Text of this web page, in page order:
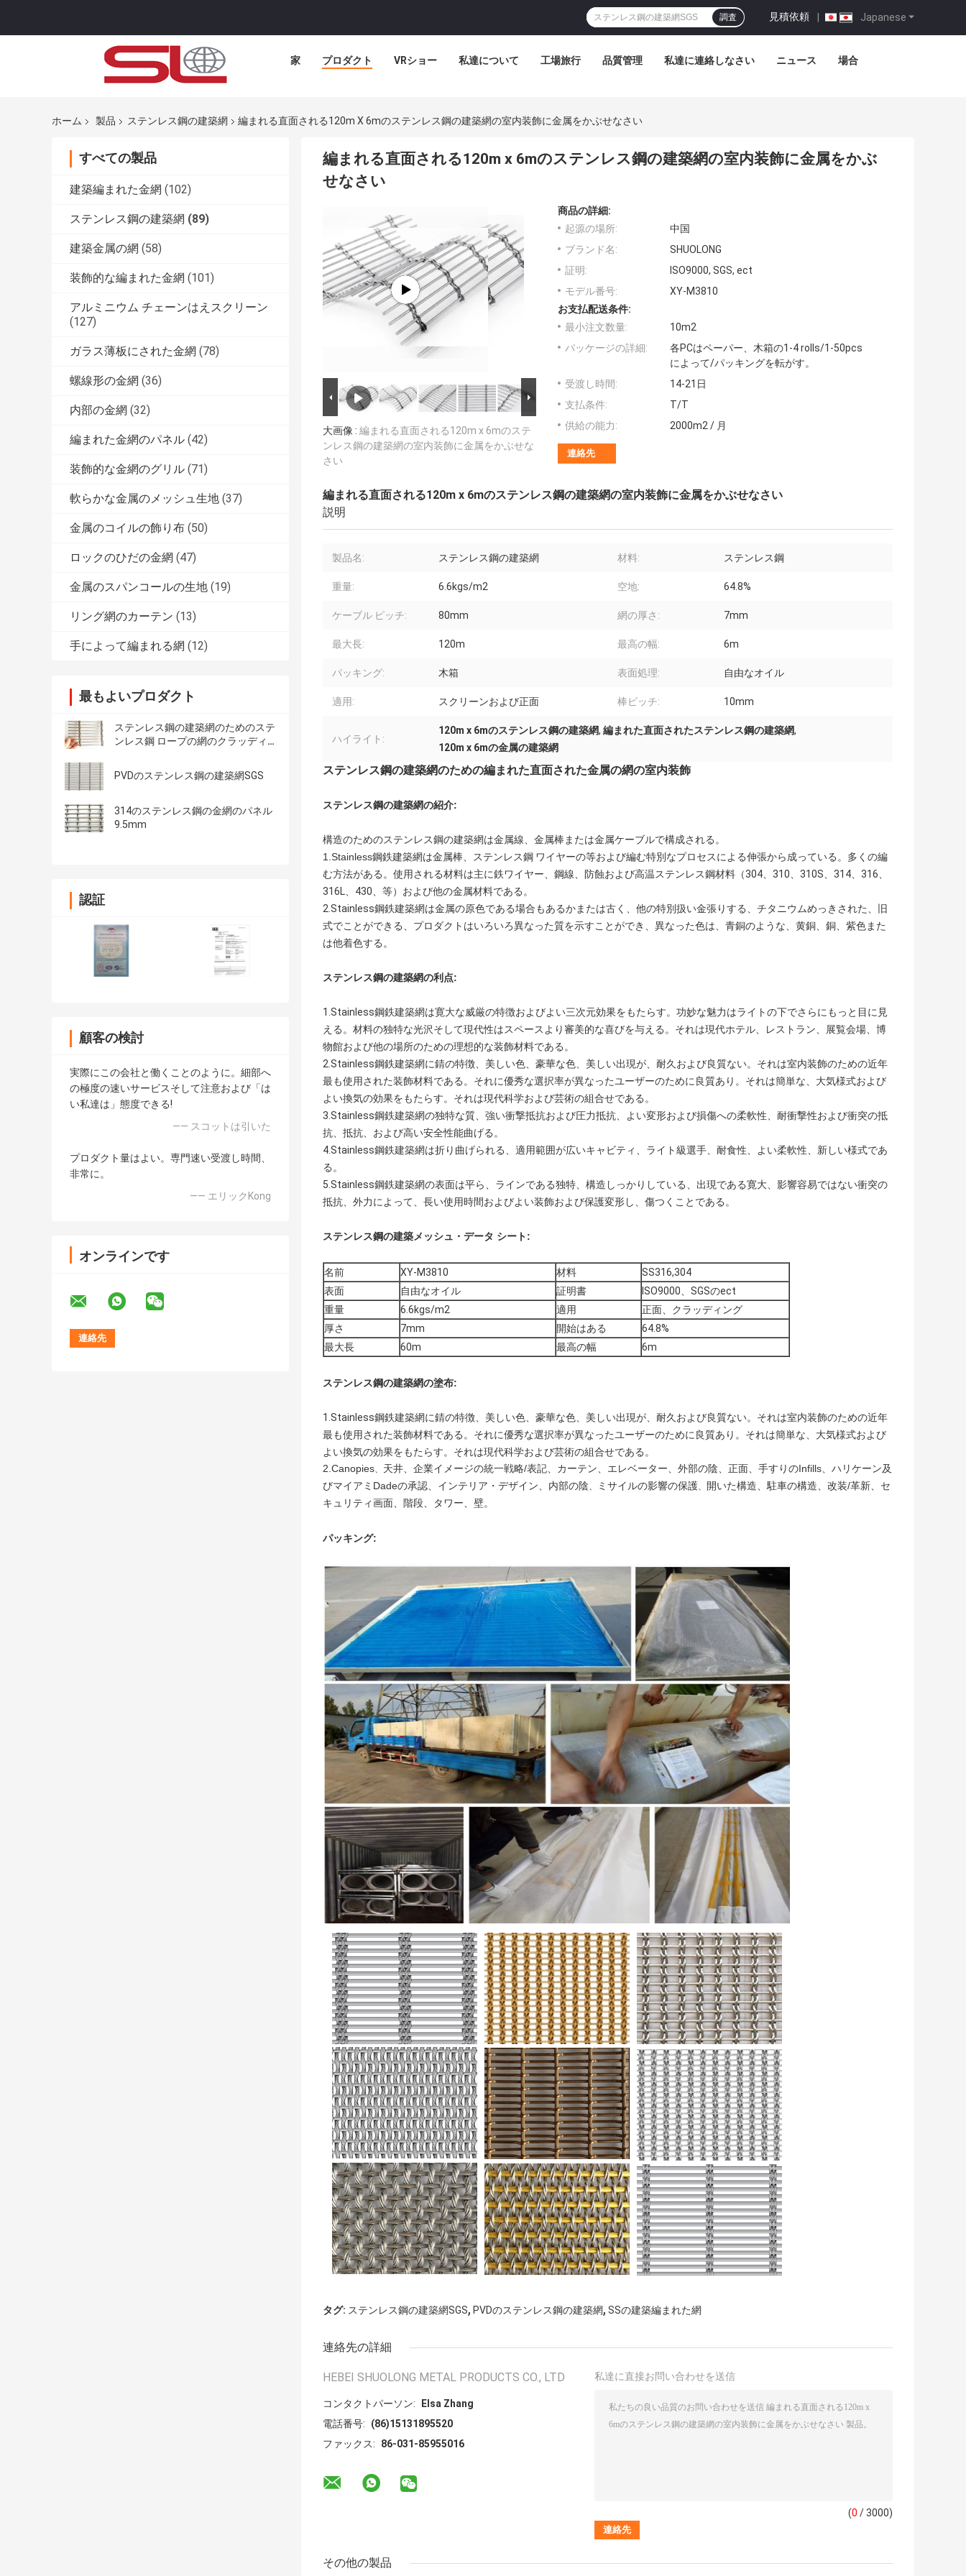
Japanese
見積依頼 |
調査
家 プロダクト VRショー 私達について 工場旅行 品質管理 私達に連絡しなさい ニュース 場合
ホーム 製品 ステンレス鋼の建築網 編まれる直面される120m X 6mのステンレス鋼の建築網の室内装飾に金属をかぶせなさい
すべての製品
建築編まれた金網 (102)
ステンレス鋼の建築網 (89)
建築金属の網 (58)
装飾的な編まれた金網 (101)
アルミニウム チェーンはえスクリーン
(127)
ガラス薄板にされた金網 (78)
螺線形の金網 (36)
内部の金網 (32)
編まれた金網のパネル (42)
装飾的な金網のグリル (71)
軟らかな金属のメッシュ生地 (37)
金属のコイルの飾り布 (50)
ロックのひだの金網 (47)
金属のスパンコールの生地 (19)
リング網のカーテン (13)
手によって編まれる網 (12)
最もよいプロダクト
ステンレス鋼の建築網のためのステ
ンレス鋼 ロープの網のクラッディ
PVDのステンレス鋼の建築網SGS
314のステンレス鋼の金網のパネル
9.5mm
認証
顧客の検討
実際にこの会社と働くことのように。細部へ
の極度の速いサービスそして注意および「は
い私達は」態度できる!
—— スコットは引いた
プロダクト量はよい。専門速い受渡し時間、
非常に。
—— エリックKong
オンラインです
編まれる直面される120m x 6mのステンレス鋼の建築網の室内装飾に金属をかぶ
せなさい
大画像 : 編まれる直面される120m x 6mのステ
ンレス鋼の建築網の室内装飾に金属をかぶせな
さい
商品の詳細:
起源の場所:
中国
ブランド名:
SHUOLONG
証明:
ISO9000, SGS, ect
モデル番号:
XY-M3810
お支払配送条件:
最小注文数量:
10m2
パッケージの詳細:
各PCはペーパー、木箱の1-4 rolls/1-50pcs
によって/パッキングを転がす。
受渡し時間:
14-21日
支払条件:
T/T
供給の能力:
2000m2 / 月
連絡先
編まれる直面される120m x 6mのステンレス鋼の建築網の室内装飾に金属をかぶせなさい
説明
製品名: ステンレス鋼の建築網 材料: ステンレス鋼
重量: 6.6kgs/m2 空地: 64.8%
ケーブル ピッチ: 80mm 網の厚さ: 7mm
最大長: 120m 最高の幅: 6m
パッキング: 木箱 表面処理: 自由なオイル
適用: スクリーンおよび正面 棒ピッチ: 10mm
ハイライト:
120m x 6mのステンレス鋼の建築網, 編まれた直面されたステンレス鋼の建築網,
120m x 6mの金属の建築網
ステンレス鋼の建築網のための編まれた直面された金属の網の室内装飾
ステンレス鋼の建築網の紹介:
構造のためのステンレス鋼の建築網は金属線、金属棒または金属ケーブルで構成される。
1.Stainless鋼鉄建築網は金属棒、ステンレス鋼 ワイヤーの等および編む特別なプロセスによる伸張から成っている。多くの編
む方法がある。使用される材料は主に鉄ワイヤー、鋼線、防蝕および高温ステンレス鋼材料（304、310、310S、314、316、
316L、430、等）および他の金属材料である。
2.Stainless鋼鉄建築網は金属の原色である場合もあるかまたは古く、他の特別扱い金張りする、チタニウムめっきされた、旧
式でことができる、プロダクトはいろいろ異なった質を示すことができ、異なった色は、青銅のような、黄銅、銅、紫色また
は他着色する。
ステンレス鋼の建築網の利点:
1.Stainless鋼鉄建築網は寛大な威厳の特徴およびよい三次元効果をもたらす。功妙な魅力はライトの下でさらにもっと目に見
える。材料の独特な光沢そして現代性はスペースより審美的な喜びを与える。それは現代ホテル、レストラン、展覧会場、博
物館および他の場所のための理想的な装飾材料である。
2.Stainless鋼鉄建築網に錆の特徴、美しい色、豪華な色、美しい出現が、耐久および良質ない。それは室内装飾のための近年
最も使用された装飾材料である。それに優秀な選択率が異なったユーザーのために良質あり。それは簡単な、大気様式および
よい換気の効果をもたらす。それは現代科学および芸術の組合せである。
3.Stainless鋼鉄建築網の独特な質、強い衝撃抵抗および圧力抵抗、よい変形および損傷への柔軟性、耐衝撃性および衝突の抵
抗、抵抗、および高い安全性能曲げる。
4.Stainless鋼鉄建築網は折り曲げられる、適用範囲が広いキャビティ、ライト級選手、耐食性、よい柔軟性、新しい様式であ
る。
5.Stainless鋼鉄建築網の表面は平ら、ラインである独特、構造しっかりしている、出現である寛大、影響容易ではない衝突の
抵抗、外力によって、長い使用時間およびよい装飾および保護変形し、傷つくことである。
ステンレス鋼の建築メッシュ・データ シート:
名前 XY-M3810 材料
SS316,304
表面
自由なオイル 証明書
ISO9000、SGSのect
重量
6.6kgs/m2 適用
正面、クラッディング
厚さ
7mm 開始はある
64.8%
最大長
60m 最高の幅 6m
ステンレス鋼の建築網の塗布:
1.Stainless鋼鉄建築網に錆の特徴、美しい色、豪華な色、美しい出現が、耐久および良質ない。それは室内装飾のための近年
最も使用された装飾材料である。それに優秀な選択率が異なったユーザーのために良質あり。それは簡単な、大気様式および
よい換気の効果をもたらす。それは現代科学および芸術の組合せである。
2.Canopies、 天井、企業イメージの統一戦略/表記、カーテン、エレベーター、外部の陰、正面、手すりのInfills、ハリケーン及
びマイアミDadeの承認、インテリア・デザイン、内部の陰、 ミサイルの影響の保護、
開いた構造、駐車の構造、改装/革新、セ
キュリティ画面、階段、タワー、壁。
パッキング:
タグ: ステンレス鋼の建築網SGS, PVDのステンレス鋼の建築網, SSの建築編まれた網
連絡先の詳細
HEBEI SHUOLONG METAL PRODUCTS CO., LTD
コンタクトパーソン:
Elsa Zhang
電話番号:
(86)15131895520
ファックス:
86-031-85955016
私達に直接お問い合わせを送信
(0 / 3000)
その他の製品